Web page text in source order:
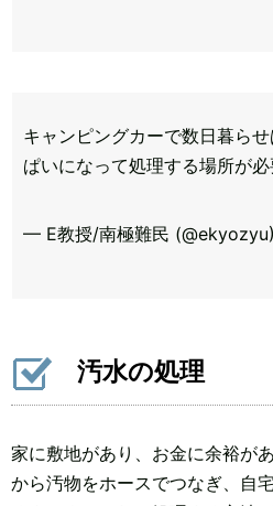
キャンピングカーで数日暮ら
ぱいになって処理する場所が必
— E教授/南極難民 (@ekyozyu)
汚水の処理
家に敷地があり、お金に余裕が
から汚物をホースでつなぎ、自